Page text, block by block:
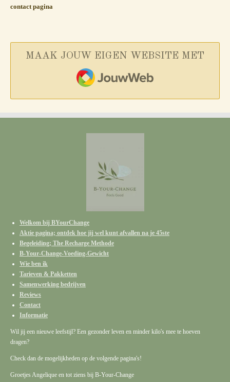
contact pagina
MAAK JOUW EIGEN WEBSITE MET
JOUWWEB
Welkom bij BYourChange
Aktie pagina; ontdek hoe jij wel kunt afvallen na je 45ste
Begeleiding; The Recharge Methode
B-Your-Change-Voeding-Gewicht
Wie ben ik
Tarieven & Pakketten
Samenwerking bedrijven
Reviews
Contact
Informatie
Wil jij een nieuwe leefstijl? Een gezonder leven en minder kilo's mee te hoeven
dragen?
Check dan de mogelijkheden op de volgende pagina's!
Groetjes Angelique en tot ziens bij B-Your-Change